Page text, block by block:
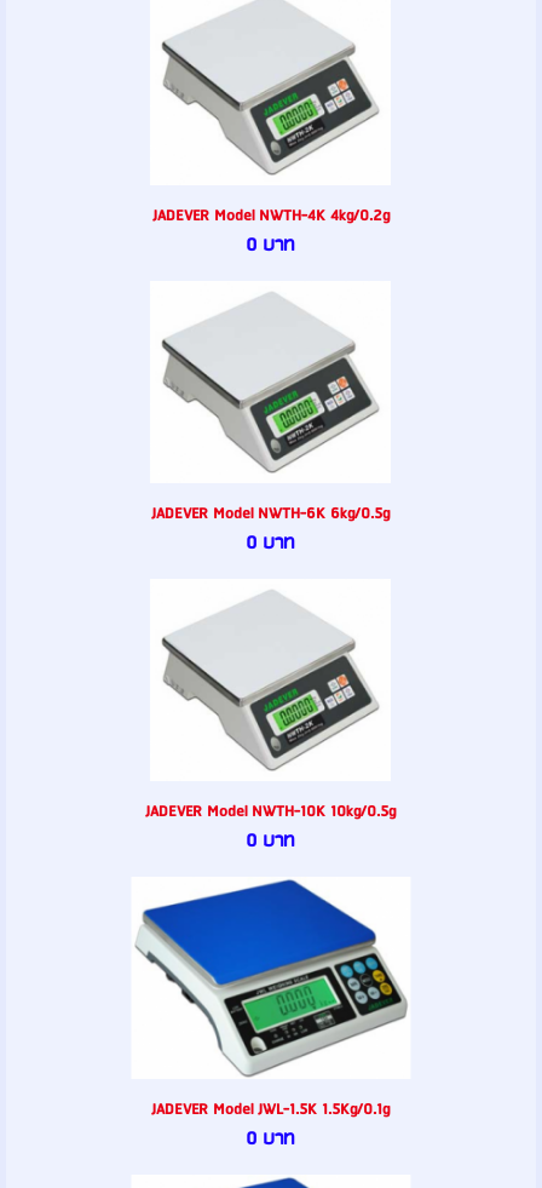
JADEVER Model NWTH-4K 4kg/0.2g
0 บาท
JADEVER Model NWTH-6K 6kg/0.5g
0 บาท
JADEVER Model NWTH-10K 10kg/0.5g
0 บาท
JADEVER Model JWL-1.5K 1.5Kg/0.1g
0 บาท